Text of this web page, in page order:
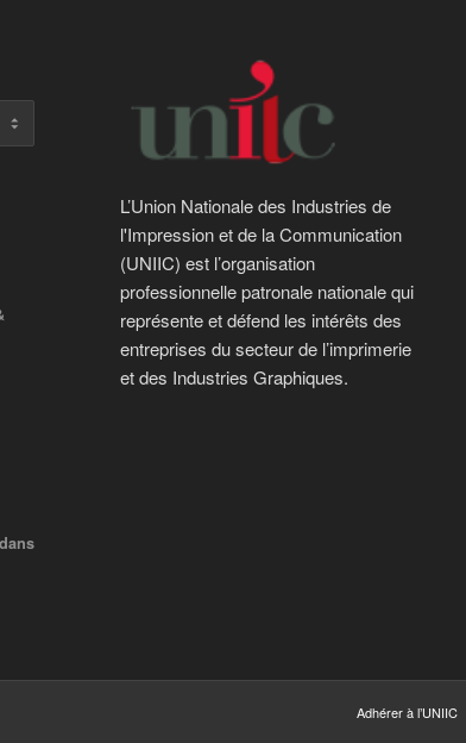
L’Union Nationale des Industries de
l'Impression et de la Communication
(UNIIC) est l’organisation
professionnelle patronale nationale qui
représente et défend les intérêts des
entreprises du secteur de l’imprimerie
et des Industries Graphiques.
Adhérer à l’UNIIC